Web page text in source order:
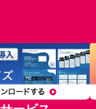
フラ
原価
複数